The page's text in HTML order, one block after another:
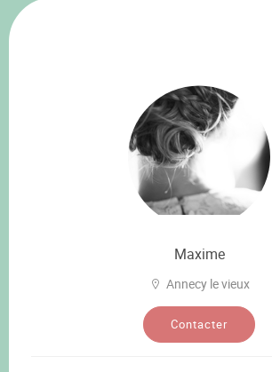
Maxime
Annecy le vieux
Contacter